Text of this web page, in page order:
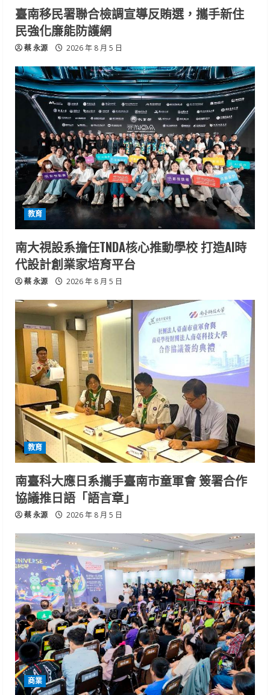
臺南移民署聯合檢調宣導反賄選，攜手新住
民強化廉能防護網
蔡 永源 2026 年 8 月 5 日
教育
南大視設系擔任TNDA核心推動學校 打造AI時
代設計創業家培育平台
蔡 永源 2026 年 8 月 5 日
教育
南臺科大應日系攜手臺南市童軍會 簽署合作
協議推日語「語言章」
蔡 永源 2026 年 8 月 5 日
商業